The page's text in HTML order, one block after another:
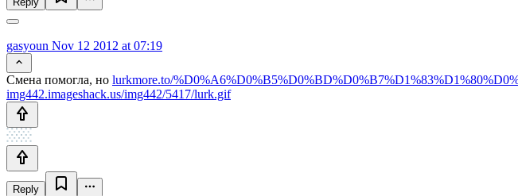
gasyoun Nov 12 2012 at 07:19
Смена помогла, но lurkmore.to/
img442.imageshack.us/img442/5417/lurk.gif
Reply